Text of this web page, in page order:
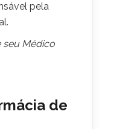
pela
seu Médico
de